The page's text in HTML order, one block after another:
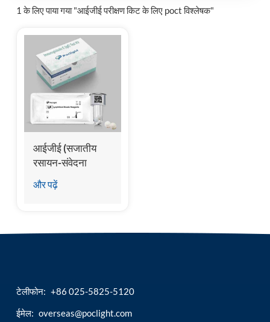
1 के लिए पाया गया "आईजीई परीक्षण किट के लिए poct विश्लेषक"
आईजीई (सजातीय
रसायन-संवेदना
प्रतिरक्षापरीक्षण)
और पढ़ें
टेलीफोन: +86 025-5825-5120
ईमेल: overseas@poclight.com